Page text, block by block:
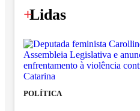
+
Lidas
POLÍTICA